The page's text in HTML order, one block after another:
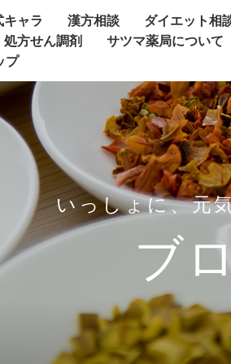
キャラ 漢方相談 ダイエット相
処方せん調剤 サツマ薬局について
プ
いっしょに、元
ブ